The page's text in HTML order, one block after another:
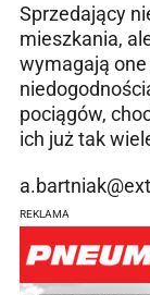
Sprzedający
mieszkania,
wymagają
pociągów,
ich już tak
REKLAMA